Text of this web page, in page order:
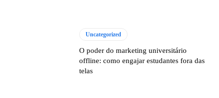
Uncategorized
O poder do marketing universitário
offline: como engajar estudantes fora das
telas